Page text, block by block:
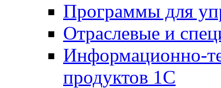
Программы для
Отраслевые и
Информационно-
продуктов 1С